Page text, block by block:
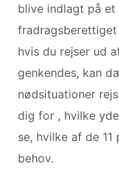
blive indlagt på et
hvis du rejser ud
genkendes, kan
nødsituationer
dig for , hvilke
se, hvilke af de
behov.